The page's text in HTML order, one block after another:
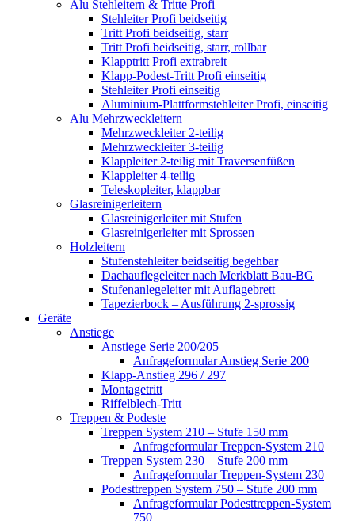
Alu Stehleitern & Tritte Profi
Stehleiter Profi beidseitig
Tritt Profi beidseitig, starr
Tritt Profi beidseitig, starr, rollbar
Klapptritt Profi extrabreit
Klapp-Podest-Tritt Profi einseitig
Stehleiter Profi einseitig
Aluminium-Plattformstehleiter Profi, einseitig
Alu Mehrzweckleitern
Mehrzweckleiter 2-teilig
Mehrzweckleiter 3-teilig
Klappleiter 2-teilig mit Traversenfüßen
Klappleiter 4-teilig
Teleskopleiter, klappbar
Glasreinigerleitern
Glasreinigerleiter mit Stufen
Glasreinigerleiter mit Sprossen
Holzleitern
Stufenstehleiter beidseitig begehbar
Dachauflegeleiter nach Merkblatt Bau-BG
Stufenanlegeleiter mit Auflagebrett
Tapezierbock – Ausführung 2-sprossig
Geräte
Anstiege
Anstiege Serie 200/205
Anfrageformular Anstieg Serie 200
Klapp-Anstieg 296 / 297
Montagetritt
Riffelblech-Tritt
Treppen & Podeste
Treppen System 210 – Stufe 150 mm
Anfrageformular Treppen-System 210
Treppen System 230 – Stufe 200 mm
Anfrageformular Treppen-System 230
Podesttreppen System 750 – Stufe 200 mm
Anfrageformular Podesttreppen-System
750